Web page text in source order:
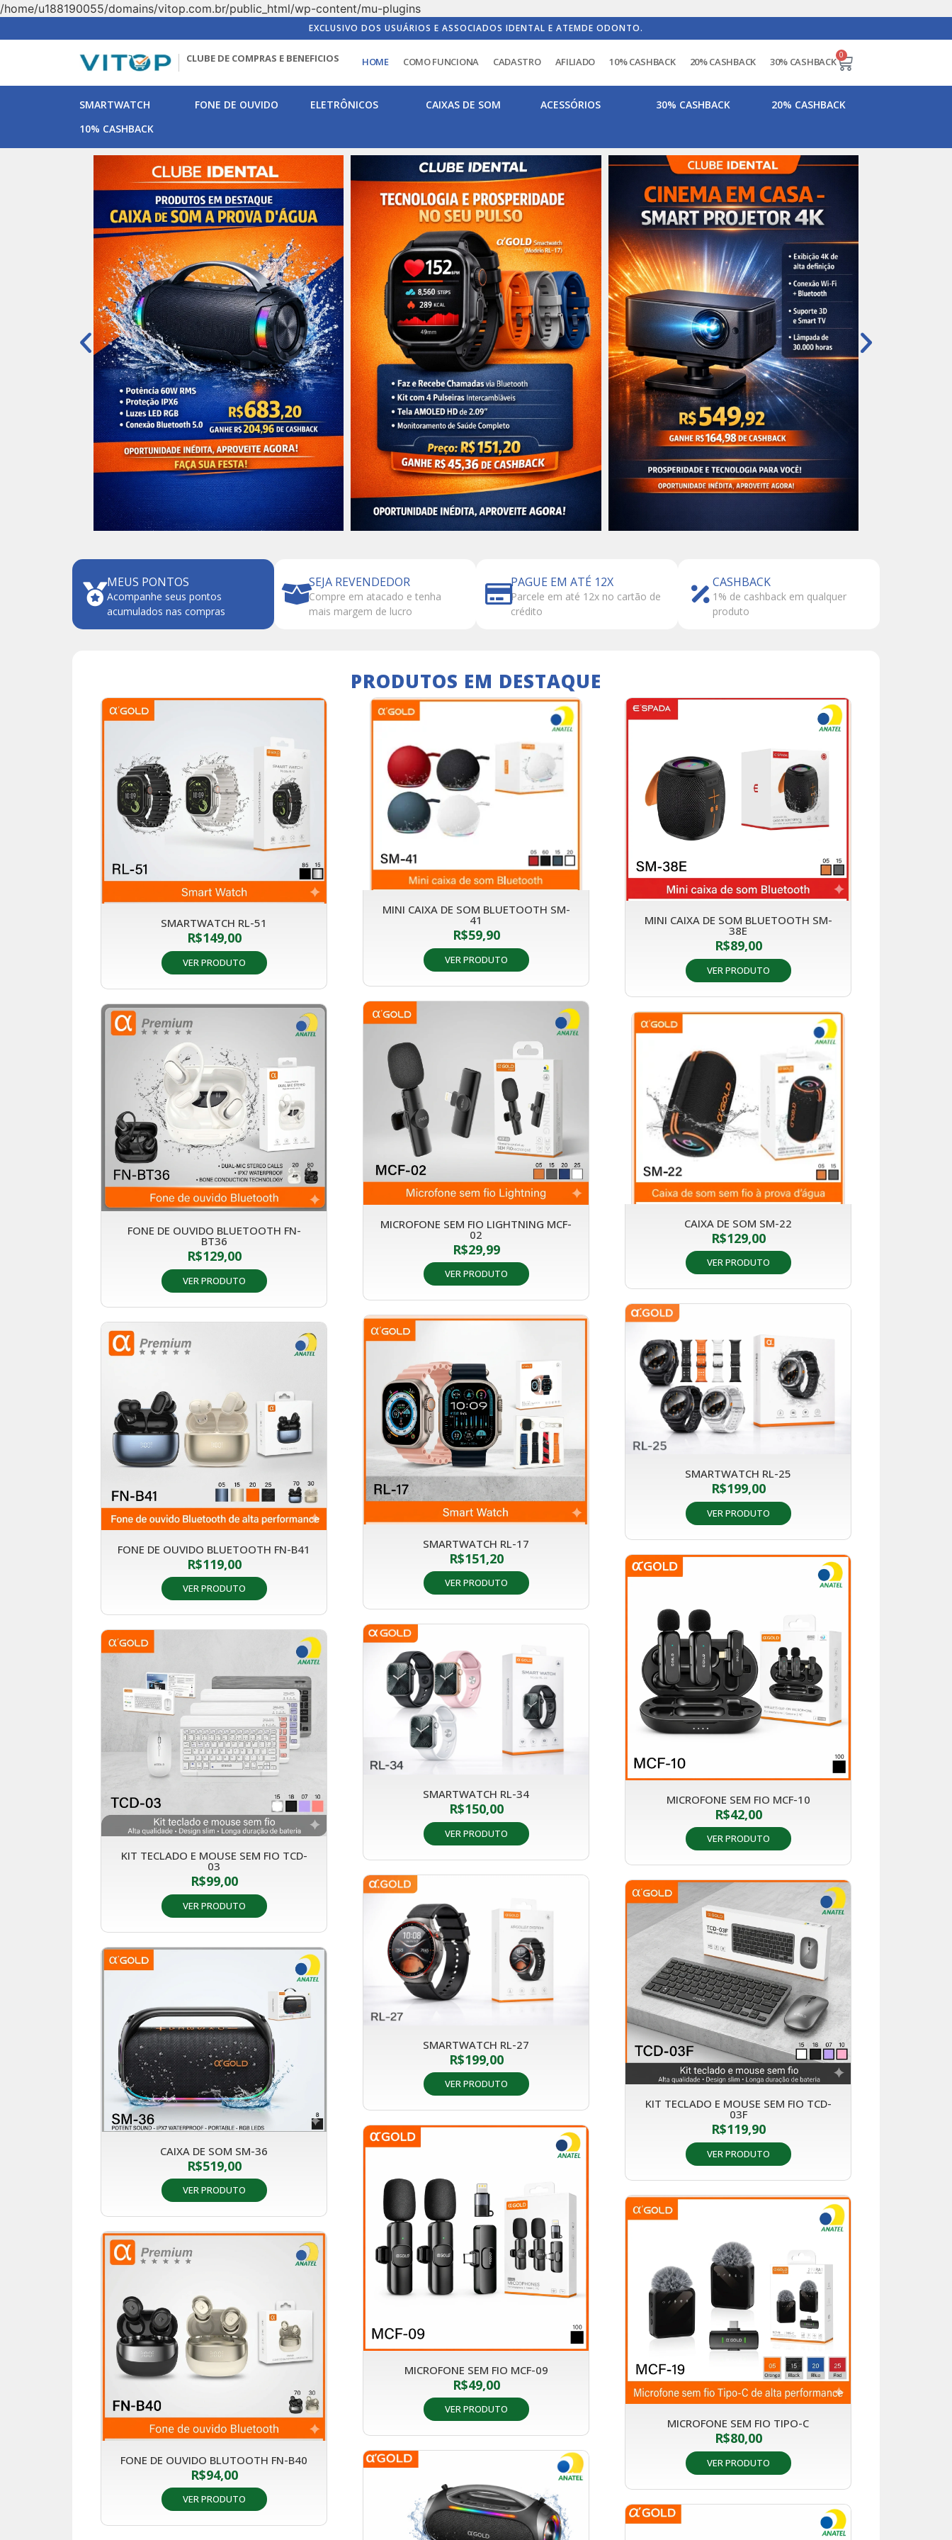
/home/u188190055/domains/vitop.com.br/public_html/wp-content/mu-plugins
EXCLUSIVO DOS USUÁRIOS E ASSOCIADOS IDENTAL E ATEMDE ODONTO.
CLUBE DE COMPRAS E BENEFICIOS HOME COMO FUNCIONA CADASTRO AFILIADO 10% CASHBACK 20% CASHBACK 30% CASHBACK
0
SMARTWATCH FONE DE OUVIDO ELETRÔNICOS CAIXAS DE SOM ACESSÓRIOS 30% CASHBACK
20% CASHBACK
10% CASHBACK
MEUS PONTOS
Acompanhe seus pontos
acumulados nas compras
SEJA REVENDEDOR
Compre em atacado e tenha
mais margem de lucro
PAGUE EM ATÉ 12X
Parcele em até 12x no cartão de
crédito
CASHBACK
1% de cashback em qualquer
produto
PRODUTOS EM DESTAQUE
SMARTWATCH RL-51
R$149,00
VER PRODUTO
MINI CAIXA DE SOM BLUETOOTH SM-
41
R$59,90
VER PRODUTO
MINI CAIXA DE SOM BLUETOOTH SM-
38E
R$89,00
VER PRODUTO
FONE DE OUVIDO BLUETOOTH FN-
BT36
R$129,00
VER PRODUTO
MICROFONE SEM FIO LIGHTNING MCF-
02
R$29,99
VER PRODUTO
CAIXA DE SOM SM-22
R$129,00
VER PRODUTO
FONE DE OUVIDO BLUETOOTH FN-B41
R$119,00
VER PRODUTO
SMARTWATCH RL-17
R$151,20
VER PRODUTO
SMARTWATCH RL-25
R$199,00
VER PRODUTO
KIT TECLADO E MOUSE SEM FIO TCD-
03
R$99,00
VER PRODUTO
SMARTWATCH RL-34
R$150,00
VER PRODUTO
MICROFONE SEM FIO MCF-10
R$42,00
VER PRODUTO
CAIXA DE SOM SM-36
R$519,00
VER PRODUTO
SMARTWATCH RL-27
R$199,00
VER PRODUTO
KIT TECLADO E MOUSE SEM FIO TCD-
03F
R$119,90
VER PRODUTO
FONE DE OUVIDO BLUTOOTH FN-B40
R$94,00
VER PRODUTO
MICROFONE SEM FIO MCF-09
R$49,00
VER PRODUTO
MICROFONE SEM FIO TIPO-C
R$80,00
VER PRODUTO